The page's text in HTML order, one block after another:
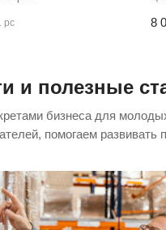
pc 8
и полезные
бизнеса для
помогаем развивать